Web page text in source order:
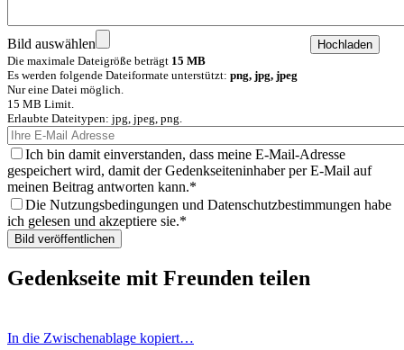
Bild auswählen
Die maximale Dateigröße beträgt 15 MB
Es werden folgende Dateiformate unterstützt: png, jpg, jpeg
Nur eine Datei möglich.
15 MB Limit.
Erlaubte Dateitypen: jpg, jpeg, png.
Ich bin damit einverstanden, dass meine E-Mail-Adresse
gespeichert wird, damit der Gedenkseiteninhaber per E-Mail auf
meinen Beitrag antworten kann.
Die Nutzungsbedingungen und Datenschutzbestimmungen habe
ich gelesen und akzeptiere sie.
Gedenkseite mit Freunden teilen
In die Zwischenablage kopiert…